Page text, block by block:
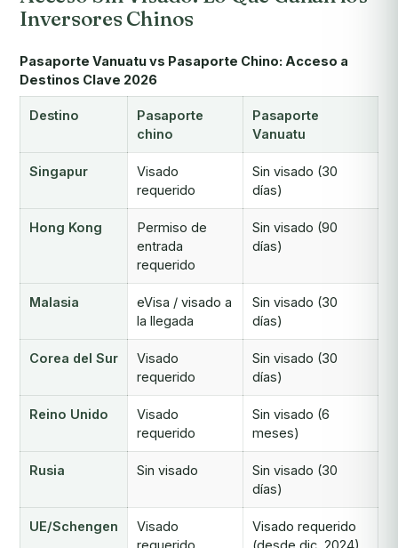
Inversores Chinos
Pasaporte Vanuatu vs Pasaporte Chino: Acceso a
Destinos Clave 2026
Destino
Pasaporte
chino
Pasaporte
Vanuatu
Singapur
Visado
requerido
Sin visado (30
días)
Hong Kong
Permiso de
entrada
requerido
Sin visado (90
días)
Malasia
eVisa / visado a
la llegada
Sin visado (30
días)
Corea del Sur
Visado
requerido
Sin visado (30
días)
Reino Unido
Visado
requerido
Sin visado (6
meses)
Rusia Sin visado
Sin visado (30
días)
UE/Schengen
Visado
requerido
Visado requerido
(desde dic. 2024)